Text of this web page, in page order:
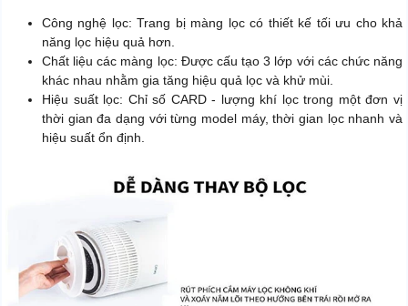
Công nghệ lọc: Trang bị màng lọc có thiết kế tối ưu cho khả
năng lọc hiệu quả hơn.
Chất liệu các màng lọc: Được cấu tạo 3 lớp với các chức năng
khác nhau nhằm gia tăng hiệu quả lọc và khử mùi.
Hiệu suất lọc: Chỉ số CARD - lượng khí lọc trong một đơn vị
thời gian đa dạng với từng model máy, thời gian lọc nhanh và
hiệu suất ổn định.